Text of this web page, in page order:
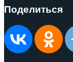
Поделиться